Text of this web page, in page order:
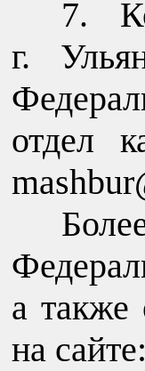
г.
отдел
а также
на